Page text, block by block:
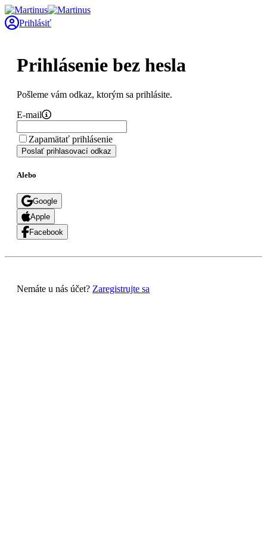
Prihlásiť
Prihlásenie bez hesla
Pošleme vám odkaz, ktorým sa prihlásite.
E-mail
Zapamätať prihlásenie
Poslať prihlasovací odkaz
Alebo
Google
Apple
Facebook
Nemáte u nás účet? Zaregistrujte sa